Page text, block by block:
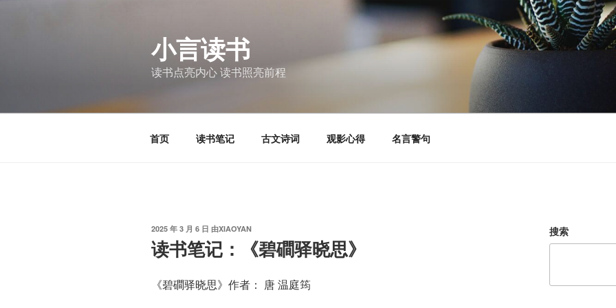
小言读书
读书点亮内心 读书照亮前程
首页 读书笔记 古文诗词 观影心得 名言警句
发
布
于
2025 年 3 月 6 日 由XIAOYAN
读书笔记：《碧磵驿晓思》
《碧磵驿晓思》作者： 唐 温庭筠
搜索